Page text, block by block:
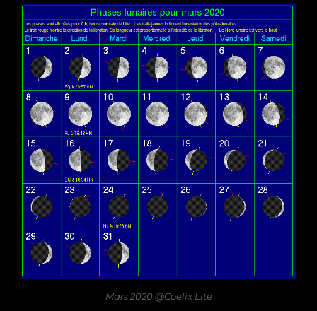
Mars 2020 @Coelix Lite